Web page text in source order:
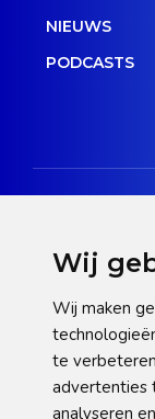
Wij
Wij maken
te
advertenties
analyseren
NIEUWS
PODCASTS
Privacy
Cookie